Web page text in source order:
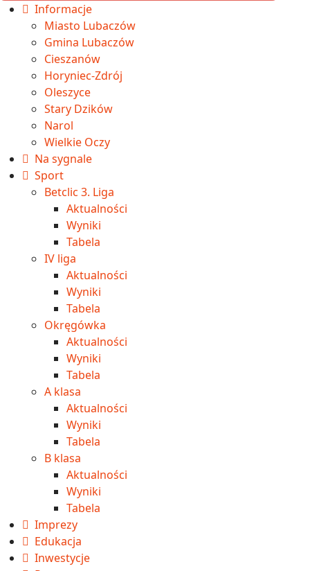
Informacje
Miasto Lubaczów
Gmina Lubaczów
Cieszanów
Horyniec-Zdrój
Oleszyce
Stary Dzików
Narol
Wielkie Oczy
Na sygnale
Sport
Betclic 3. Liga
Aktualności
Wyniki
Tabela
IV liga
Aktualności
Wyniki
Tabela
Okręgówka
Aktualności
Wyniki
Tabela
A klasa
Aktualności
Wyniki
Tabela
B klasa
Aktualności
Wyniki
Tabela
Imprezy
Edukacja
Inwestycje